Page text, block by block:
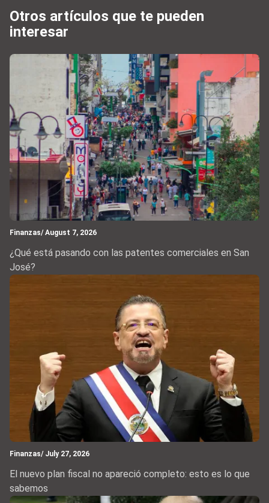
Otros artículos que te pueden
interesar
Finanzas/ August 7, 2026
¿Qué está pasando con las patentes comerciales en San
José?
Finanzas/ July 27, 2026
El nuevo plan fiscal no apareció completo: esto es lo que
sabemos